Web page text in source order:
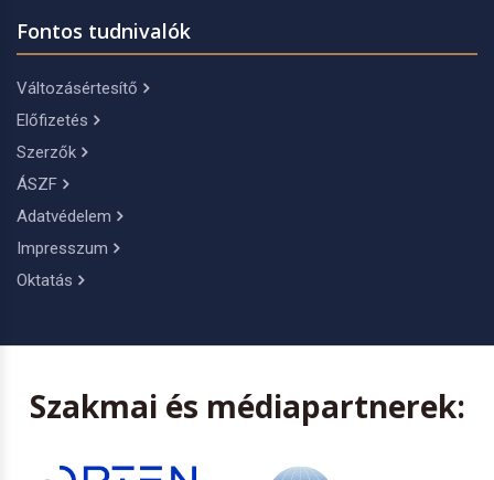
Fontos tudnivalók
Változásértesítő
Előfizetés
Szerzők
ÁSZF
Adatvédelem
Impresszum
Oktatás
Szakmai és médiapartnerek: